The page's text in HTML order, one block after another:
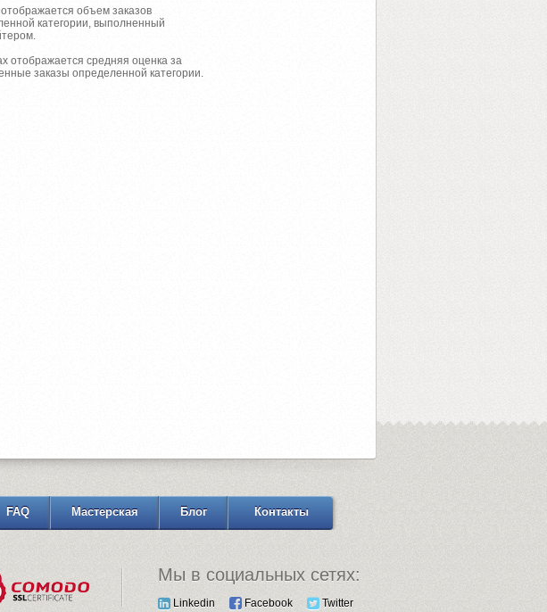
объем заказов
категории, выполненный
отображается средняя оценка за
заказы определенной категории.
FAQ Мастерская Блог Контакты
Мы в социальных сетях:
Linkedin Facebook Twitter